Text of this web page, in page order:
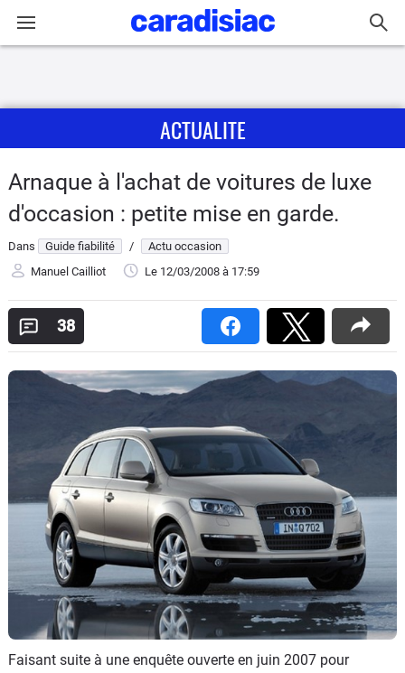
Actu
Essais
Guide
Electriques
Utilitaires
Auto
Services
Forum
Moto
Marques
ACTUALITE
Arnaque à l'achat de voitures de luxe
d'occasion : petite mise en garde.
Dans Guide fiabilité /
Actu occasion
Manuel Cailliot
Le 12/03/2008 à 17:59
38
Faisant suite à une enquête ouverte en juin 2007 pour